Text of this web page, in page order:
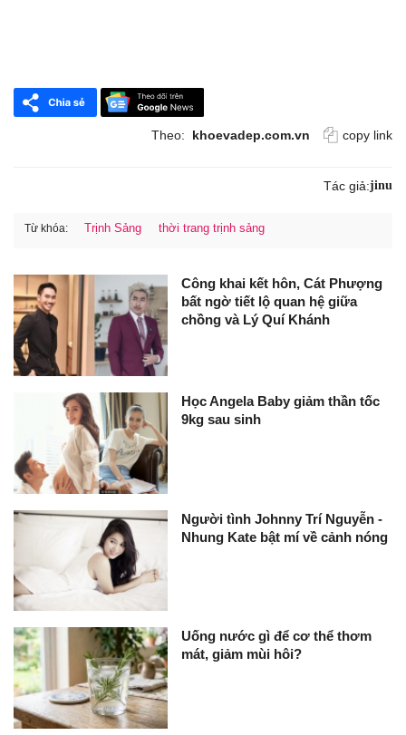
Theo: khoevadep.com.vn copy link
Tác giả:jinu
Từ khóa: Trịnh Sảng thời trang trịnh sảng
Công khai kết hôn, Cát Phượng
bất ngờ tiết lộ quan hệ giữa
chồng và Lý Quí Khánh
Học Angela Baby giảm thần tốc
9kg sau sinh
Người tình Johnny Trí Nguyễn -
Nhung Kate bật mí về cảnh nóng
Uống nước gì để cơ thể thơm
mát, giảm mùi hôi?